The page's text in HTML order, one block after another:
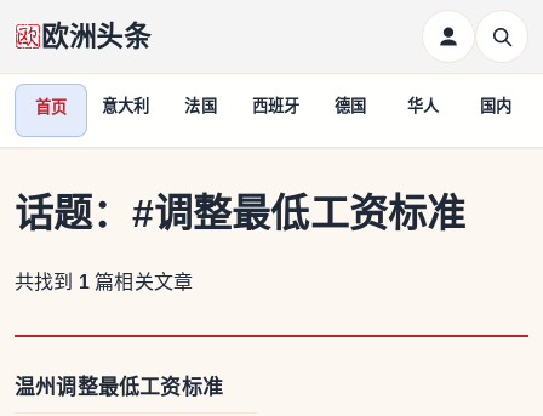
欧洲头条
首页 意大利 法国 西班牙 德国 华人 国内
话题： #调整最低工资标准
共找到 1 篇相关文章
温州调整最低工资标准